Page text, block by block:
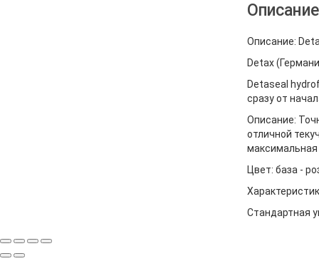
Описание
Описание:
Detax
Detaseal
сразу от
Описание:
отличной
максимальная
Цвет: база -
Стандартная